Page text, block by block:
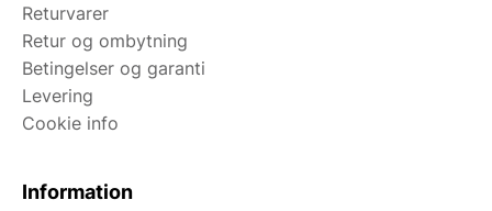
Returvarer
Retur og ombytning
Betingelser og garanti
Levering
Cookie info
Information